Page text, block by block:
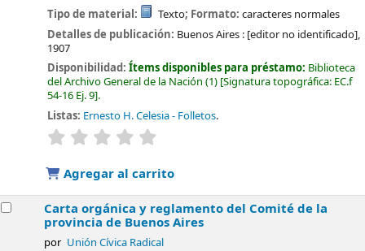
Tipo de material: Texto; Formato: caracteres normales
Detalles de publicación: Buenos Aires : [editor no identificado],
1907
Disponibilidad:Ítems disponibles para préstamo: Biblioteca
del Archivo General de la Nación (1) Signatura topográfica: EC.f
54-16 Ej. 9 .
Listas: Ernesto H. Celesia - Folletos.
valoración
Agregar al carrito
Carta orgánica y reglamento del Comité de la
provincia de Buenos Aires
por Unión Cívica Radical